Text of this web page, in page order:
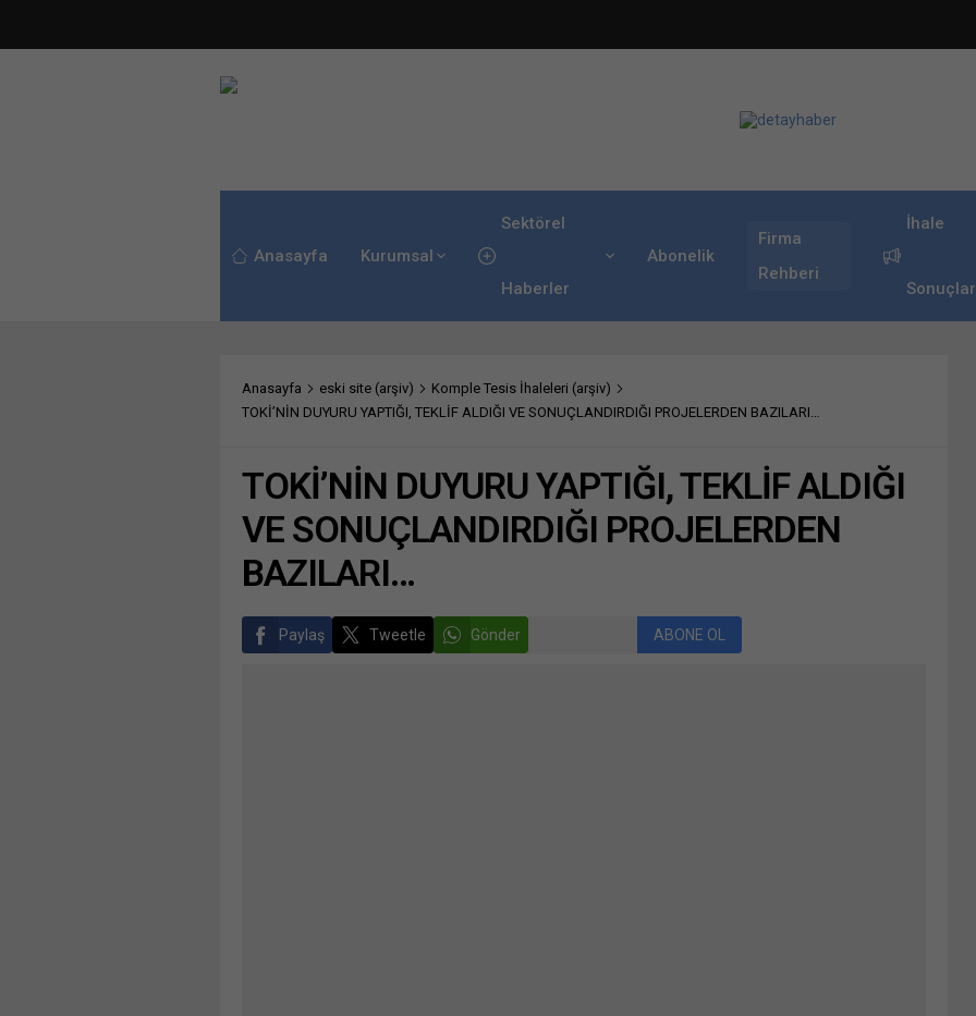
Anasayfa Kurumsal
Sektörel
Haberler
Abonelik
Firma
Rehberi
İhale
Anasayfa eski site (arşiv)
Komple Tesis İhaleleri (arşiv)
TOKİ’NİN DUYURU YAPTIĞI, TEKLİF ALDIĞI VE SONUÇLANDIRDIĞI PROJELERDEN BAZILARI…
TOKİ’NİN DUYURU YAPTIĞI, TEKLİF ALDIĞI
VE SONUÇLANDIRDIĞI PROJELERDEN
BAZILARI…
Paylaş Tweetle Gönder ABONE OL